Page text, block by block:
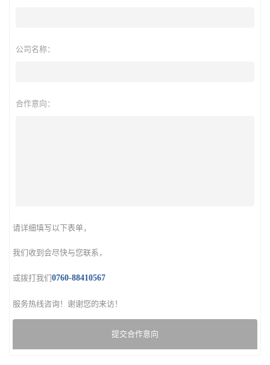
公司名称：
合作意向：
请详细填写以下表单，
我们收到会尽快与您联系，
或拨打我们0760-88410567
服务热线咨询！谢谢您的来访！
提交合作意向